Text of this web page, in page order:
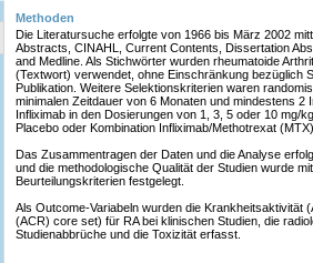
Methoden
Die Literatursuche erfolgte von 1966 bis März 2002
Abstracts, CINAHL, Current Contents, Dissertation
and Medline. Als Stichwörter wurden rheumatoide
(Textwort) verwendet, ohne Einschränkung bezüglich
Publikation. Weitere Selektionskriterien waren
minimalen Zeitdauer von 6 Monaten und mindestens 2
Infliximab in den Dosierungen von 1, 3, 5 oder 10 mg/
Placebo oder Kombination Infliximab/Methotrexat
Das Zusammentragen der Daten und die Analyse
und die methodologische Qualität der Studien wurde
Beurteilungskriterien festgelegt.
Als Outcome-Variabeln wurden die Krankheitsaktivität
(ACR) core set) für RA bei klinischen Studien, die
Studienabbrüche und die Toxizität erfasst.